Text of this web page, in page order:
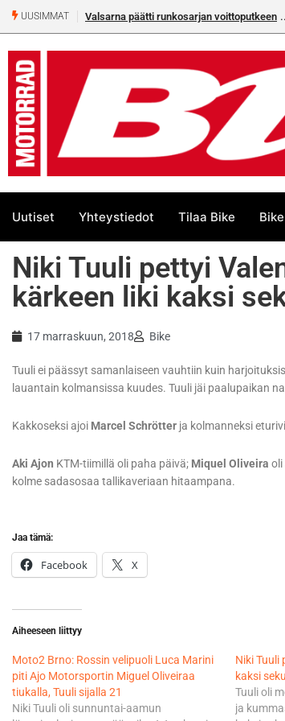
UUSIMMAT Valsarna päätti runkosarjan voittoputkeen
Uutiset Yhteystiedot Tilaa Bike
Niki Tuuli pettyi
kärkeen liki kaksi
17 marraskuun, 2018 Bike
Tuuli ei päässyt samanlaiseen vauhtiin kuin
lauantain kolmansissa kuudes. Tuuli jäi paalupaikan
Kakkoseksi ajoi Marcel Schrötter ja kolmanneksi
Aki Ajon KTM-tiimillä oli paha päivä; Miquel Oliveira oli
kolme sadasosaa tallikaveriaan hitaampana.
Jaa tämä:
Facebook X
Aiheeseen liittyy
Moto2 Brno: Rossin velipuoli Luca Marini
piti Ajo Motorsportin Miguel Oliveiraa
tiukalla, Tuuli sijalla 21
Niki Tuuli oli sunnuntai-aamun
Niki Tuuli
kaksi
Tuuli oli
ja